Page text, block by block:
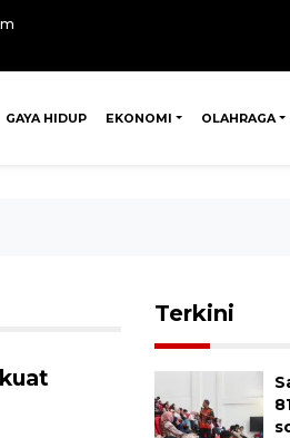
GAYA HIDUP EKONOMI OLAHRAGA
Terkini